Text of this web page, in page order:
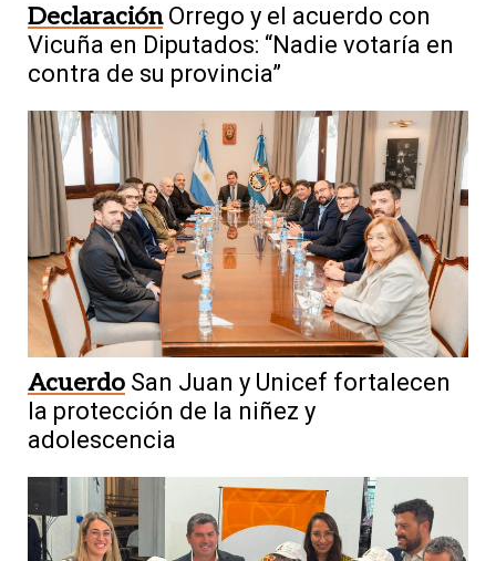
Declaración Orrego y el acuerdo con
Vicuña en Diputados: “Nadie votaría en
contra de su provincia”
Acuerdo San Juan y Unicef fortalecen
la protección de la niñez y
adolescencia